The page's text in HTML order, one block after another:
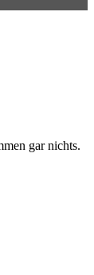
gar nichts.